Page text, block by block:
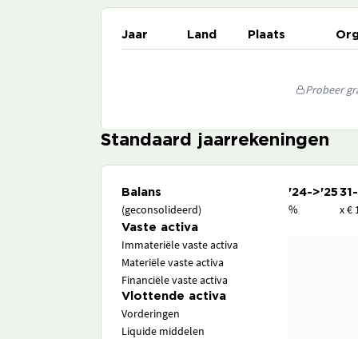
Jaar Land Plaats
Probeer
Standaard jaarrekeningen
Balans '24->'25
(geconsolideerd) % x €
Vaste activa
Immateriële vaste activa
Materiële vaste activa
Financiële vaste activa
Vlottende activa
Vorderingen
Liquide middelen